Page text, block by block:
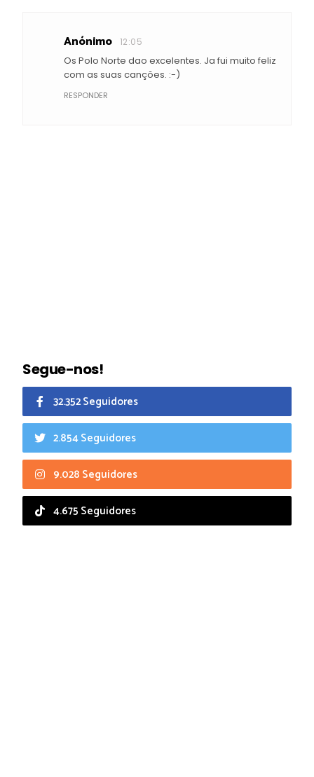
Anónimo 12:05
Os Polo Norte dao excelentes. Ja fui muito feliz
com as suas canções. :-)
RESPONDER
Segue-nos!
32.352 Seguidores
2.854 Seguidores
9.028 Seguidores
4.675 Seguidores